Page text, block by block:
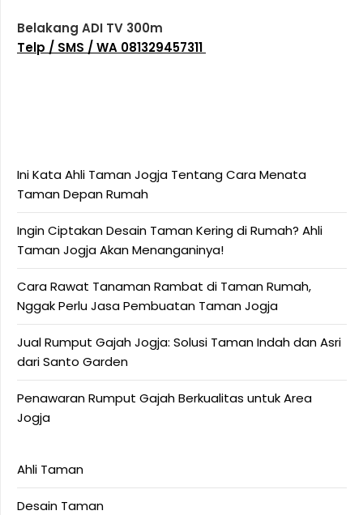
Belakang ADI TV 300m
Telp / SMS / WA 081329457311
Ini Kata Ahli Taman Jogja Tentang Cara Menata
Taman Depan Rumah
Ingin Ciptakan Desain Taman Kering di Rumah? Ahli
Taman Jogja Akan Menanganinya!
Cara Rawat Tanaman Rambat di Taman Rumah,
Nggak Perlu Jasa Pembuatan Taman Jogja
Jual Rumput Gajah Jogja: Solusi Taman Indah dan Asri
dari Santo Garden
Penawaran Rumput Gajah Berkualitas untuk Area
Jogja
Ahli Taman
Desain Taman